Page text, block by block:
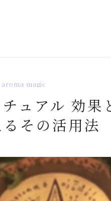
aroma magic
ュアル 効果
その活用法